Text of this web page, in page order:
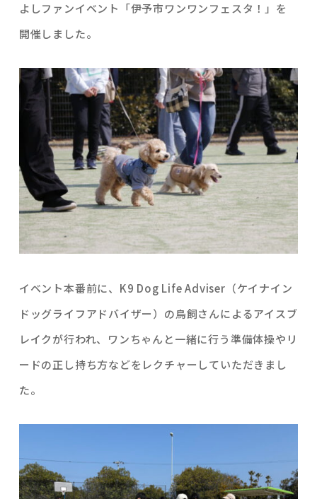
よしファンイベント「伊予市ワンワンフェスタ！」を
開催しました。
イベント本番前に、K9 Dog Life Adviser（ケイナイン
ドッグライフアドバイザー）の鳥飼さんによるアイスブ
レイクが行われ、ワンちゃんと一緒に行う準備体操やリ
ードの正し持ち方などをレクチャーしていただきまし
た。